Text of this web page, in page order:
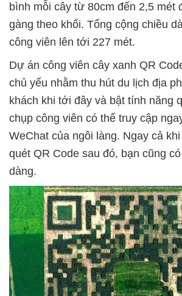
bình mỗi cây từ 80cm đến 2,5 mét
gàng theo khối. Tổng cộng chiều
công viên lên tới 227 mét.
Dự án công viên cây xanh QR
chủ yếu nhằm thu hút du lịch địa
khách khi tới đây và bật tính năng
chụp công viên có thể truy cập
WeChat của ngôi làng. Ngay cả
quét QR Code sau đó, bạn cũng
dàng.